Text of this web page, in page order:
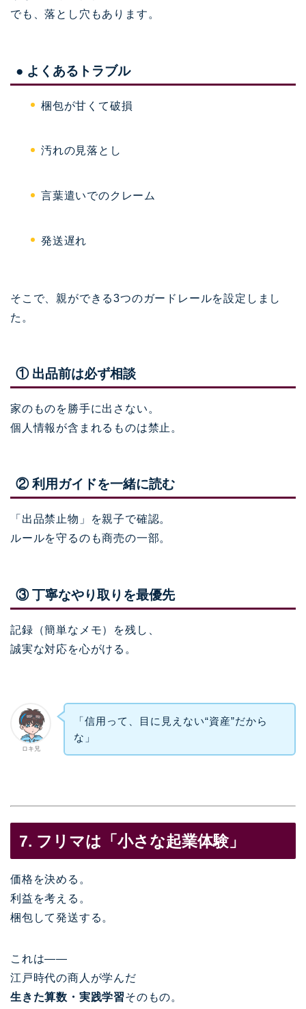
でも、落とし穴もあります。
● よくあるトラブル
梱包が甘くて破損
汚れの見落とし
言葉遣いでのクレーム
発送遅れ
そこで、親ができる3つのガードレールを設定しまし
た。
① 出品前は必ず相談
家のものを勝手に出さない。
個人情報が含まれるものは禁止。
② 利用ガイドを一緒に読む
「出品禁止物」を親子で確認。
ルールを守るのも商売の一部。
③ 丁寧なやり取りを最優先
記録（簡単なメモ）を残し、
誠実な対応を心がける。
ロキ兄
「信用って、目に見えない“資産”だから
な」
7. フリマは「小さな起業体験」
価格を決める。
利益を考える。
梱包して発送する。
これは——
江戸時代の商人が学んだ
生きた算数・実践学習そのもの。